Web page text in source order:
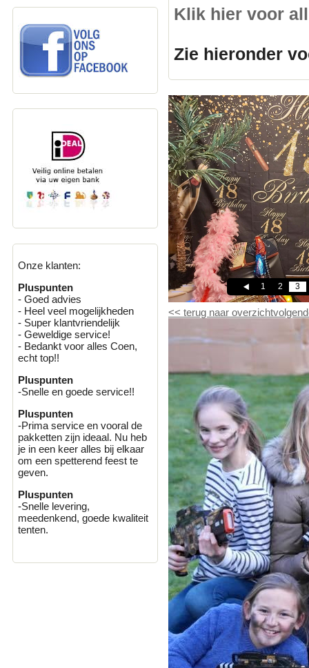
Onze klanten:
Pluspunten
- Goed advies
- Heel veel mogelijkheden
- Super klantvriendelijk
- Geweldige service!
- Bedankt voor alles Coen,
echt top!!
Pluspunten
-Snelle en goede service!!
Pluspunten
-Prima service en vooral de
pakketten zijn ideaal. Nu heb
je in een keer alles bij elkaar
om een spetterend feest te
geven.
Pluspunten
-Snelle levering,
meedenkend, goede kwaliteit
tenten.
Klik hier voor
Zie hieronder
1 2 3
<< terug naar overzicht